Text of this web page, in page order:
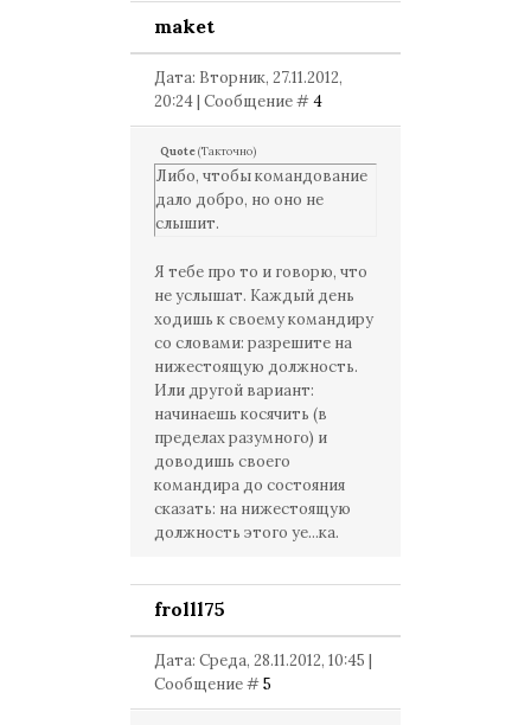
maket
Дата: Вторник, 27.11.2012,
20:24 | Сообщение #4
Quote(Такточно)
Либо, чтобы командование
дало добро, но оно не
слышит.
Я тебе про то и говорю, что
не услышат. Каждый день
ходишь к своему командиру
со словами: разрешите на
нижестоящую должность.
Или другой вариант:
начинаешь косячить (в
пределах разумного) и
доводишь своего
командира до состояния
сказать: на нижестоящую
должность этого уе...ка.
frolll75
Дата: Среда, 28.11.2012, 10:45 |
Сообщение #5